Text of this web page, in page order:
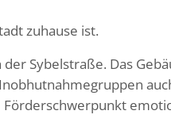
zuhause ist.
Sybelstraße. Das